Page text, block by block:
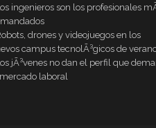
ingenieros son los profesionales
drones y videojuegos en los
campus tecnolÃ³gicos de
jÃ³venes no dan el perfil que
laboral